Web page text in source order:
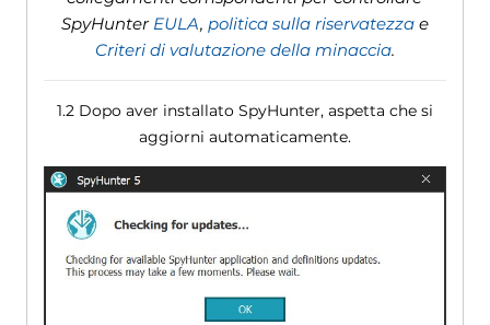
SpyHunter EULA, politica sulla riservatezzae
Criteri di valutazione della minaccia.
1.2 Dopo aver installato SpyHunter, aspetta che si
aggiorni automaticamente.